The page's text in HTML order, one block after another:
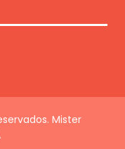
Mister